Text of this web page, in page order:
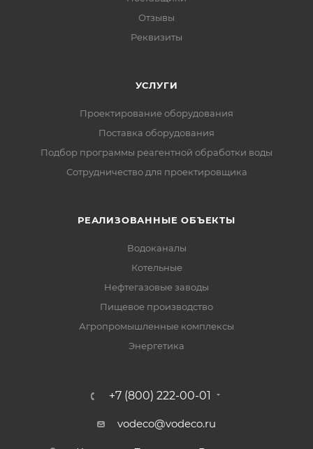
Отзывы
Реквизиты
УСЛУГИ
Проектирование оборудования
Поставка оборудования
Подбор программы реагентной обработки воды
Сотрудничество для проектировщика
РЕАЛИЗОВАННЫЕ ОБЪЕКТЫ
Водоканалы
Котельные
Нефтегазовые заводы
Пищевое производство
Агропромышленные комплексы
Энергетика
+7 (800) 222-00-01
vodeco@vodeco.ru